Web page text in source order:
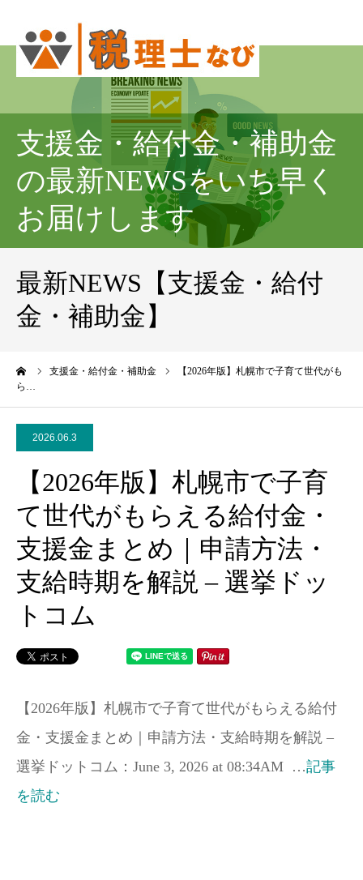
支援金・給付金・補助金
の最新NEWSをいち早く
お届けします
最新NEWS【支援金・給付
金・補助金】
支援金・給付金・補助金
【2026年版】札幌市で子育て世代がも
ら…
2026.06.3
【2026年版】札幌市で子育
て世代がもらえる給付金・
支援金まとめ｜申請方法・
支給時期を解説 – 選挙ドッ
トコム
【2026年版】札幌市で子育て世代がもらえる給付
金・支援金まとめ｜申請方法・支給時期を解説 –
選挙ドットコム：June 3, 2026 at 08:34AM …記事
を読む